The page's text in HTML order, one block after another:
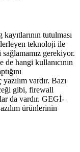
tutulması
teknoloji ile
gerekiyor.
de hangi kullanıcının
vardır. Bazı
gibi, firewall
da vardır. GEGİ-
ürünlerinin